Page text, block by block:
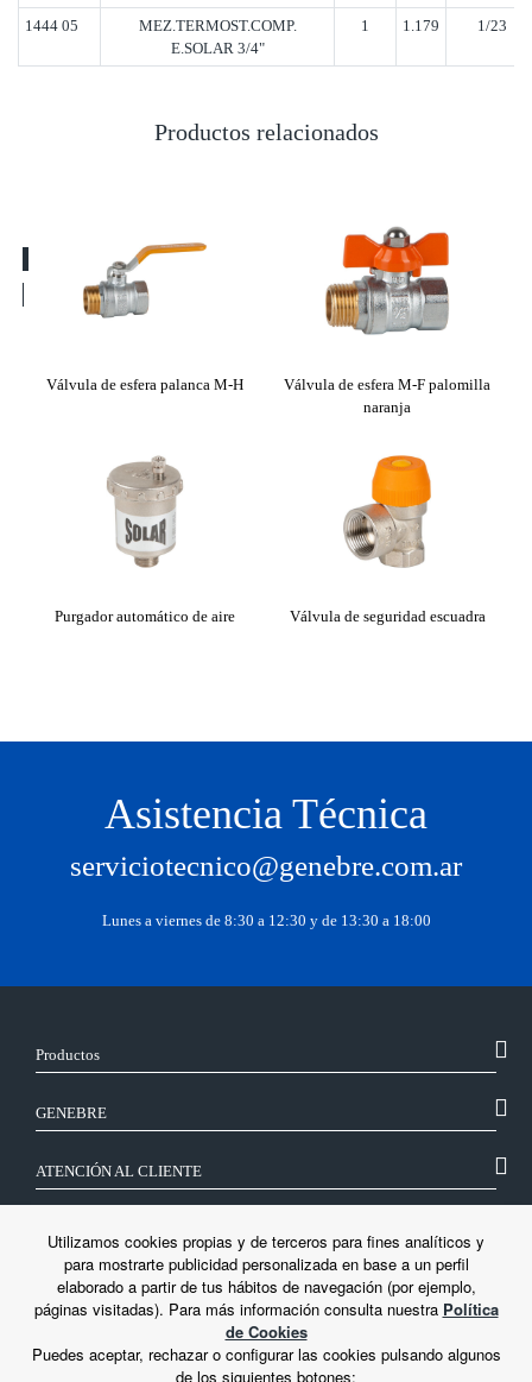
1444 05
MEZ.TERMOST.COMP.
E.SOLAR 3/4"
1 1.179 1/23
Productos relacionados
Válvula de esfera palanca M-H
Válvula de esfera M-F palomilla
naranja
Purgador automático de aire Válvula de seguridad escuadra
Asistencia Técnica
serviciotecnico@genebre.com.ar
Lunes a viernes de 8:30 a 12:30 y de 13:30 a 18:00
Productos
GENEBRE
ATENCIÓN AL CLIENTE
LEGAL
Utilizamos cookies propias y de terceros para fines analíticos y
para mostrarte publicidad personalizada en base a un perfil
elaborado a partir de tus hábitos de navegación (por ejemplo,
páginas visitadas). Para más información consulta nuestra Política
de Cookies
Puedes aceptar, rechazar o configurar las cookies pulsando algunos
de los siguientes botones: